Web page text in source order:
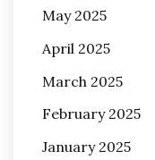
May 2025
April 2025
March 2025
February 2025
January 2025